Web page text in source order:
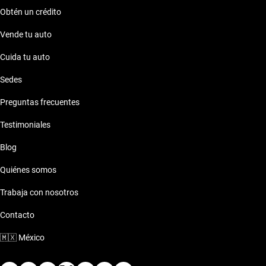
Obtén un crédito
Vende tu auto
Cuida tu auto
Sedes
Preguntas frecuentes
Testimoniales
Blog
Quiénes somos
Trabaja con nosotros
Contacto
🇲🇽 México